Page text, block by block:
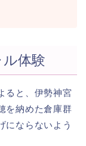
体験
ると、伊勢神宮
を納めた倉庫群
にならないよう